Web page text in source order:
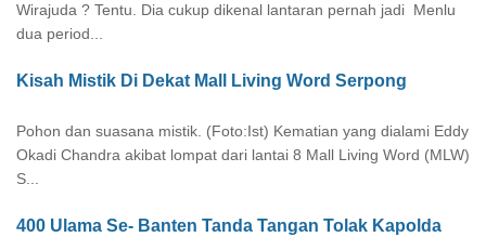
Wirajuda ? Tentu. Dia cukup dikenal lantaran pernah jadi Menlu
dua period...
Kisah Mistik Di Dekat Mall Living Word Serpong
Pohon dan suasana mistik. (Foto:Ist) Kematian yang dialami Eddy
Okadi Chandra akibat lompat dari lantai 8 Mall Living Word (MLW)
S...
400 Ulama Se- Banten Tanda Tangan Tolak Kapolda